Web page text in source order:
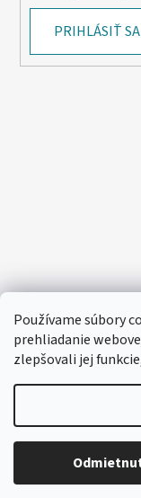
Používame súbory
prehliadanie
zlepšovali jej
🔴
PRIHLÁSIŤ SA
Copyright 2026